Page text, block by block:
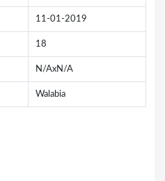
11-01-2019
18
N/AxN/A
Walabia